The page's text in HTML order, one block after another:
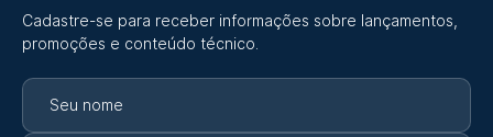
Cadastre-se para receber informações sobre lançamentos,
promoções e conteúdo técnico.